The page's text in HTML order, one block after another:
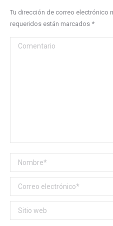
Tu dirección de correo electrónico
requeridos están marcados *
Comentario
Nombre *
Correo electrónico *
Sitio web